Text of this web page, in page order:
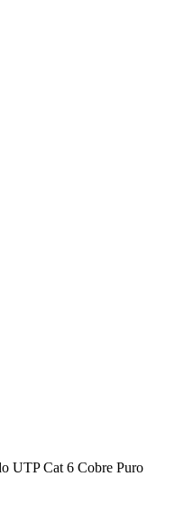
UTP Cat 6 Cobre Puro